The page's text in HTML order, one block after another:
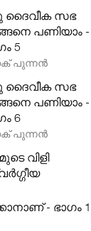
ദൈവീക സഭ
പണിയാം -
5
പുന്നൻ
ദൈവീക സഭ
പണിയാം -
6
പുന്നൻ
വിളി
- ഭാഗം 1